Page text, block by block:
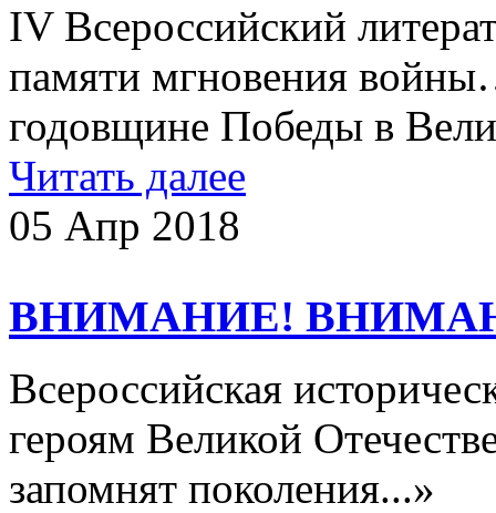
IV Всероссийский
памяти мгновения
годовщине Победы в
Читать далее
05 Апр 2018
ВНИМАНИЕ!
Всероссийская
героям Великой
запомнят поколения...»